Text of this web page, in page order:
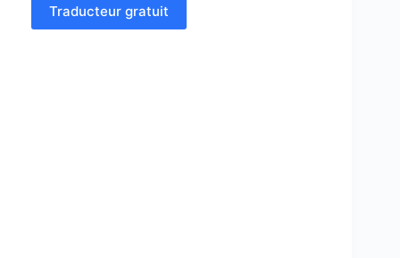
Traducteur gratuit